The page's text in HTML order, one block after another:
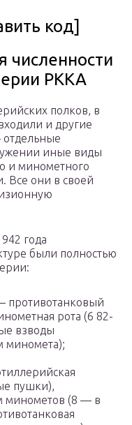
код]
численности
РККА
полков, в
и другие
иные виды
и минометного
Все они в своей
года
были полностью
противотанковый
рота (6 82-
взводы
миномета);
пушки),
минометов (8 — в